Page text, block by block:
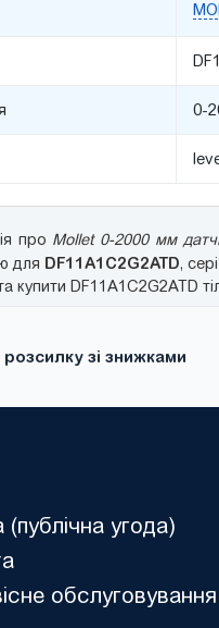
0-
про Mollet 0-2000 мм
для DF11A1C2G2ATD,
DF11A1C2G2ATD
зі знижками
угода)
обслуговування